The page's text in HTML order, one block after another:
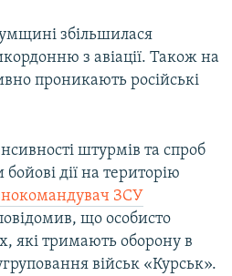
1080p
720p
1080p
збільшилася
з авіації. Також на
проникають російські
штурмів та спроб
дії на територію
ЗСУ
що особисто
які тримають оборону в
військ «Курськ».